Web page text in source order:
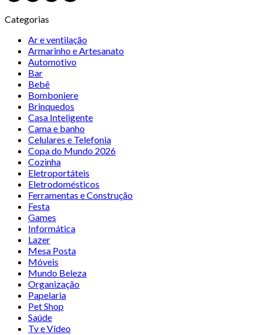
Categorias
Ar e ventilação
Armarinho e Artesanato
Automotivo
Bar
Bebê
Bomboniere
Brinquedos
Casa Inteligente
Cama e banho
Celulares e Telefonia
Copa do Mundo 2026
Cozinha
Eletroportáteis
Eletrodomésticos
Ferramentas e Construção
Festa
Games
Informática
Lazer
Mesa Posta
Móveis
Mundo Beleza
Organização
Papelaria
Pet Shop
Saúde
Tv e Vídeo